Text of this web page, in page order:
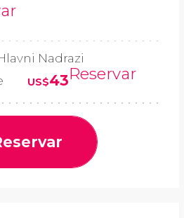
Nadrazi
US$43Reservar